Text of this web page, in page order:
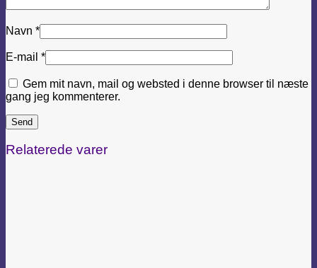
Navn *
E-mail *
Gem mit navn, mail og websted i denne browser til næste
gang jeg kommenterer.
Relaterede varer